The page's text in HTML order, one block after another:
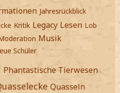
Jahresrückblick
Kritik Legacy Lesen Lob
Musik
Schüler
Phantastische Tierwesen
Quasseln